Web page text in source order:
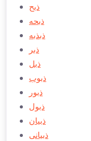
ذبح
ذبحه
ذبذبه
ذبر
ذبل
ذبوب
ذبور
ذبول
ذبيان
ذبيانی